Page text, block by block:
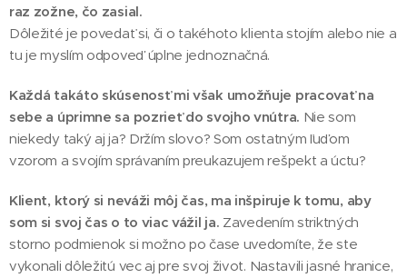
raz zožne, čo zasial.
Dôležité je povedať si, či o takéhoto klienta stojím alebo nie a
tu je myslím odpoveď úplne jednoznačná.
Každá takáto skúsenosť mi však umožňuje pracovať na
sebe a úprimne sa pozrieť do svojho vnútra. Nie som
niekedy taký aj ja? Držím slovo? Som ostatným ľuďom
vzorom a svojím správaním preukazujem rešpekt a úctu?
Klient, ktorý si neváži môj čas, ma inšpiruje k tomu, aby
som si svoj čas o to viac vážil ja. Zavedením striktných
storno podmienok si možno po čase uvedomíte, že ste
vykonali dôležitú vec aj pre svoj život. Nastavili jasné hranice,